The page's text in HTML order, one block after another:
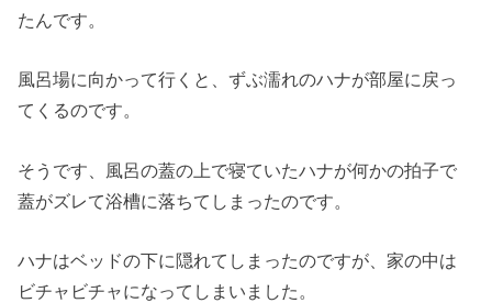
たんです。
風呂場に向かって行くと、ずぶ濡れのハナが部屋に戻っ
てくるのです。
そうです、風呂の蓋の上で寝ていたハナが何かの拍子で
蓋がズレて浴槽に落ちてしまったのです。
ハナはベッドの下に隠れてしまったのですが、家の中は
ビチャビチャになってしまいました。